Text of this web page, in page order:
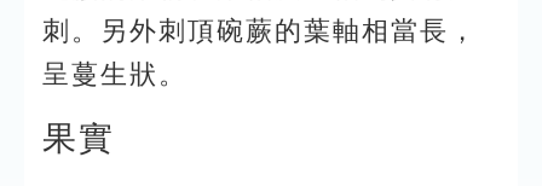
刺。另外刺頂碗蕨的葉軸相當長，
呈蔓生狀。
果實